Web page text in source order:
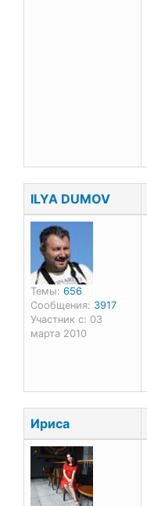
ILYA DUMOV
Темы: 656
Сообщения: 3917
Участник с: 03
марта 2010
Ириса